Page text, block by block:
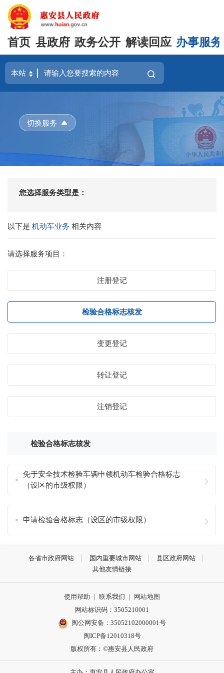
首页 县政府 政务公开 解读回应 办事服务
切换服务
您选择服务类型是：
以下是机动车业务相关内容
请选择服务项目：
注册登记
检验合格标志核发
变更登记
转让登记
注销登记
检验合格标志核发
免于安全技术检验车辆申领机动车检验合格标志
（设区的市级权限）
申请检验合格标志（设区的市级权限）
各省市政府网站 国内重要城市网站
县区政府网站
其他友情链接
使用帮助 | 联系我们 |
网站地图
网站标识码：3505210001
闽公网安备：35052102000001号
闽ICP备12010318号
版权所有：©惠安县人民政府